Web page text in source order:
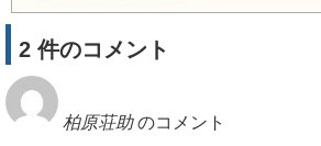
2 件のコメント
柏原荘助 のコメント